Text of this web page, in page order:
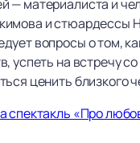
— материалиста и
и стюардессы
вопросы о том,
успеть на встречу
ценить близкого
спектакль «Про